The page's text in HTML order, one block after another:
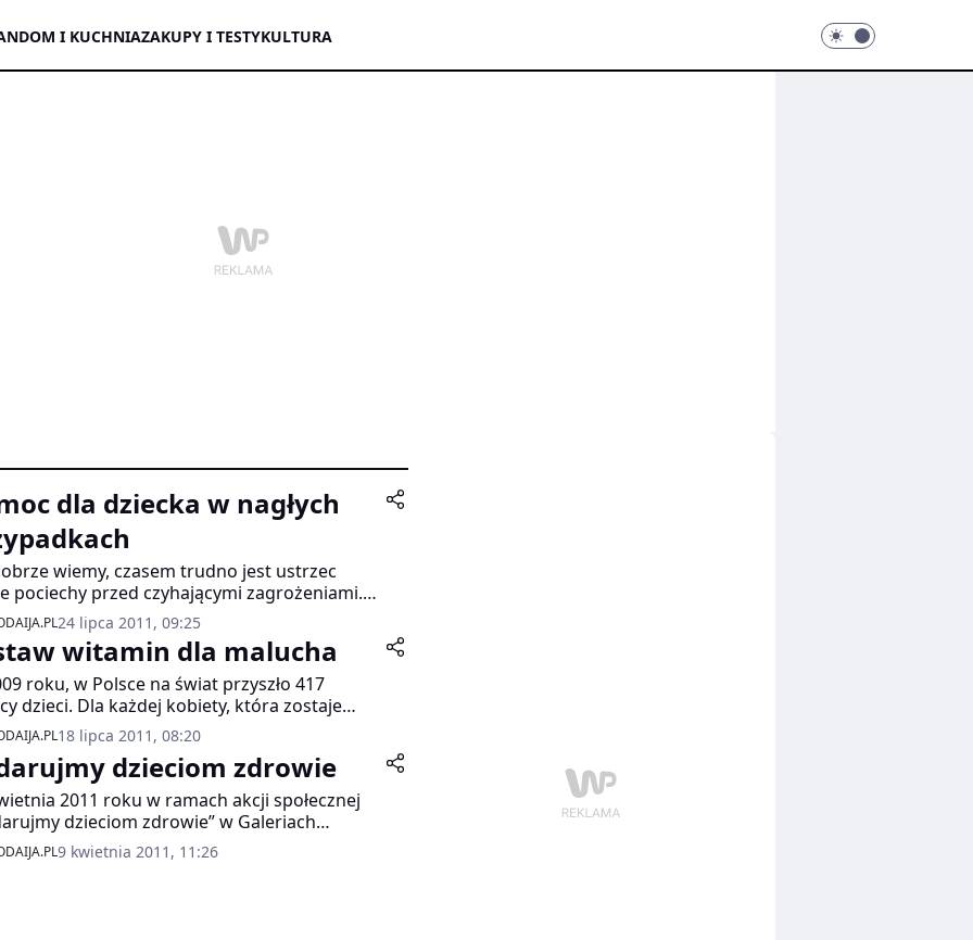
DOM I KUCHNIAZAKUPY I TESTYKULTURA
dla dziecka w nagłych
wiemy, czasem trudno jest ustrzec
pociechy przed czyhającymi zagrożeniami.
wiedza na temat udzielania pierwszej
dziecku jest tak bardzo ważna. Od tego
i sprawnie zareagujemy, my rodzice na
się problem, zależy nie tylko zdrowie,
i życie naszego malucha.
24 lipca 2011, 09:25
witamin dla malucha
roku, w Polsce na świat przyszło 417
dzieci. Dla każdej kobiety, która zostaje
upieczoną mamą, maluch to wielkie
Jak najlepiej zadbać o jego zdrowie? Jak
pociechę i zapobiec problemom w
Preparaty Vita K+D, Vita D, Vita K, to
witamin, który pomoże zadbać o zdrowie
18 lipca 2011, 08:20
dzieciom zdrowie
2011 roku w ramach akcji społecznej
dzieciom zdrowie” w Galeriach
Centrum Handlowym AKS w Chorzowie,
Glinki w Bydgoszczy, w Galerii Gryf w
9 kwietnia 2011, 11:26